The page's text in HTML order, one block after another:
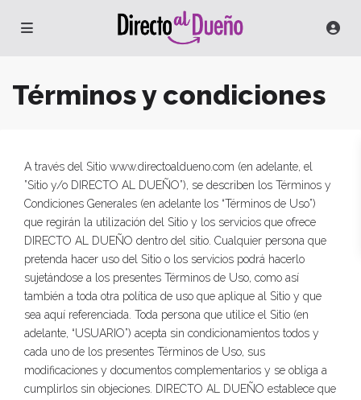
Términos y condiciones
A través del Sitio www.directoaldueno.com (en adelante, el
”Sitio y/o DIRECTO AL DUEÑO”), se describen los Términos y
Condiciones Generales (en adelante los “Términos de Uso”)
que regirán la utilización del Sitio y los servicios que ofrece
DIRECTO AL DUEÑO dentro del sitio. Cualquier persona que
pretenda hacer uso del Sitio o los servicios podrá hacerlo
sujetándose a los presentes Términos de Uso, como así
también a toda otra política de uso que aplique al Sitio y que
sea aquí referenciada. Toda persona que utilice el Sitio (en
adelante, “USUARIO”) acepta sin condicionamientos todos y
cada uno de los presentes Términos de Uso, sus
modificaciones y documentos complementarios y se obliga a
cumplirlos sin objeciones. DIRECTO AL DUEÑO establece que